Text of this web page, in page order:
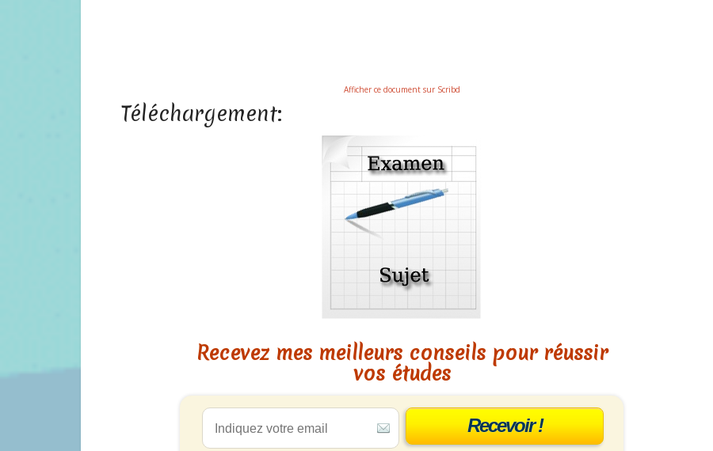
Afficher ce document sur Scribd
Téléchargement:
Recevez mes meilleurs conseils pour réussir
vos études
Recevoir !